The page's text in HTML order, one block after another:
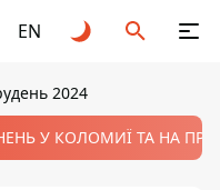
EN
2024
У КОЛОМИЇ ТА НА